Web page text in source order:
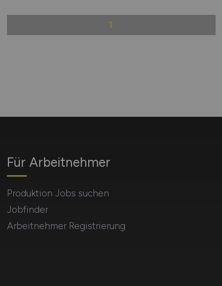
1
Für Arbeitnehmer
Produktion Jobs suchen
Jobfinder
Arbeitnehmer Registrierung